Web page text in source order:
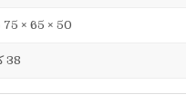
50 × 65 × 75 سم
38 كجم